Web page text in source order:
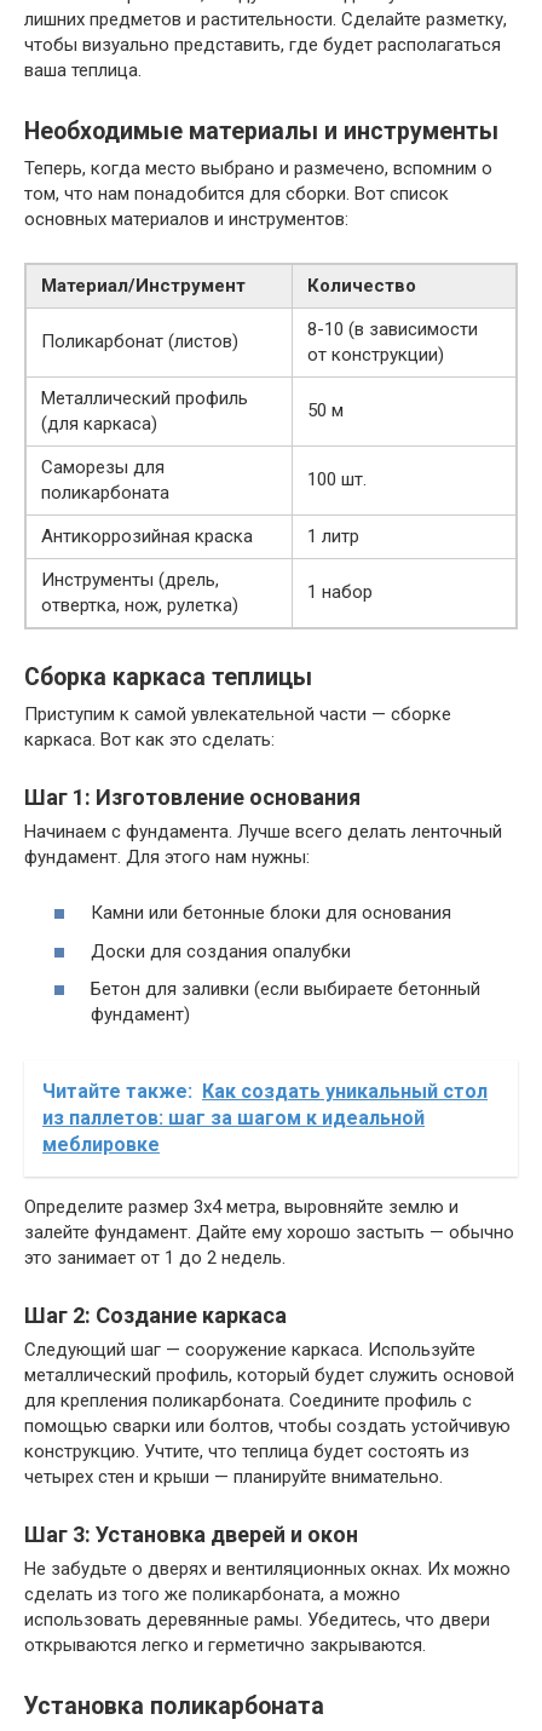
лишних предметов и растительности. Сделайте разметку,
чтобы визуально представить, где будет располагаться
ваша теплица.
Необходимые материалы и инструменты
Теперь, когда место выбрано и размечено, вспомним о
том, что нам понадобится для сборки. Вот список
основных материалов и инструментов:
Материал/Инструмент Количество
Поликарбонат (листов)
8-10 (в зависимости
от конструкции)
Металлический профиль
(для каркаса)
50 м
Саморезы для
поликарбоната
100 шт.
Антикоррозийная краска
1 литр
Инструменты (дрель,
отвертка, нож, рулетка)
1 набор
Сборка каркаса теплицы
Приступим к самой увлекательной части — сборке
каркаса. Вот как это сделать:
Шаг 1: Изготовление основания
Начинаем с фундамента. Лучше всего делать ленточный
фундамент. Для этого нам нужны:
Камни или бетонные блоки для основания
Доски для создания опалубки
Бетон для заливки (если выбираете бетонный
фундамент)
Читайте также: Как создать уникальный стол
из паллетов: шаг за шагом к идеальной
меблировке
Определите размер 3х4 метра, выровняйте землю и
залейте фундамент. Дайте ему хорошо застыть — обычно
это занимает от 1 до 2 недель.
Шаг 2: Создание каркаса
Следующий шаг — сооружение каркаса. Используйте
металлический профиль, который будет служить основой
для крепления поликарбоната. Соедините профиль с
помощью сварки или болтов, чтобы создать устойчивую
конструкцию. Учтите, что теплица будет состоять из
четырех стен и крыши — планируйте внимательно.
Шаг 3: Установка дверей и окон
Не забудьте о дверях и вентиляционных окнах. Их можно
сделать из того же поликарбоната, а можно
использовать деревянные рамы. Убедитесь, что двери
открываются легко и герметично закрываются.
Установка поликарбоната